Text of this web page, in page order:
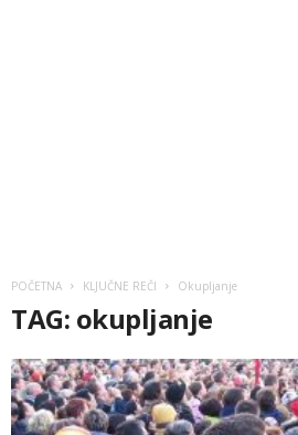
POČETNA KLJUČNE REČI Okupljanje
TAG: okupljanje